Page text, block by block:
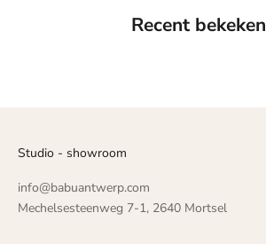
Recent bekeken
Studio - showroom
info@babuantwerp.com
Mechelsesteenweg 7-1, 2640 Mortsel